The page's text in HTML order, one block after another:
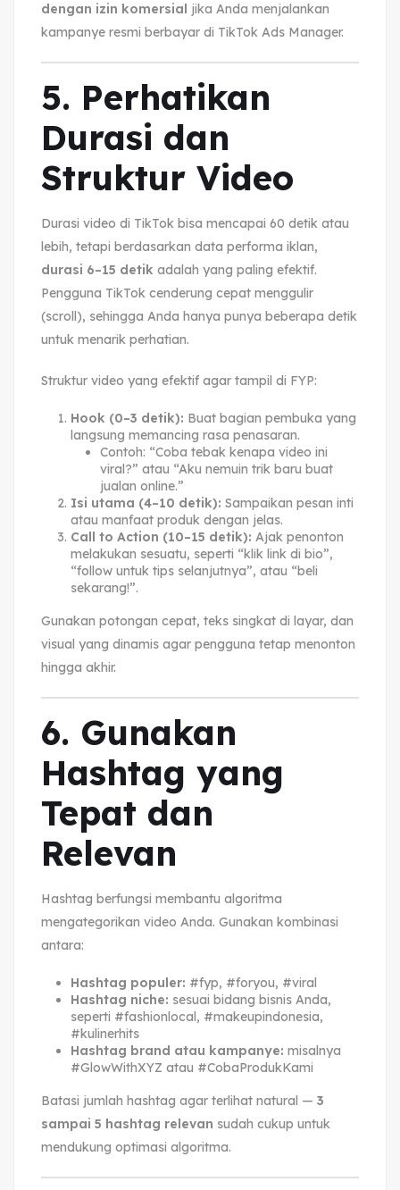
dengan izin komersial jika Anda menjalankan
kampanye resmi berbayar di TikTok Ads Manager.
5. Perhatikan
Durasi dan
Struktur Video
Durasi video di TikTok bisa mencapai 60 detik atau
lebih, tetapi berdasarkan data performa iklan,
durasi 6–15 detik adalah yang paling efektif.
Pengguna TikTok cenderung cepat menggulir
(scroll), sehingga Anda hanya punya beberapa detik
untuk menarik perhatian.
Struktur video yang efektif agar tampil di FYP:
Hook (0–3 detik): Buat bagian pembuka yang
langsung memancing rasa penasaran.
Contoh: “Coba tebak kenapa video ini
viral?” atau “Aku nemuin trik baru buat
jualan online.”
Isi utama (4–10 detik): Sampaikan pesan inti
atau manfaat produk dengan jelas.
Call to Action (10–15 detik): Ajak penonton
melakukan sesuatu, seperti “klik link di bio”,
“follow untuk tips selanjutnya”, atau “beli
sekarang!”.
Gunakan potongan cepat, teks singkat di layar, dan
visual yang dinamis agar pengguna tetap menonton
hingga akhir.
6. Gunakan
Hashtag yang
Tepat dan
Relevan
Hashtag berfungsi membantu algoritma
mengategorikan video Anda. Gunakan kombinasi
antara:
Hashtag populer: #fyp, #foryou, #viral
Hashtag niche: sesuai bidang bisnis Anda,
seperti #fashionlocal, #makeupindonesia,
#kulinerhits
Hashtag brand atau kampanye: misalnya
#GlowWithXYZ atau #CobaProdukKami
Batasi jumlah hashtag agar terlihat natural — 3
sampai 5 hashtag relevan sudah cukup untuk
mendukung optimasi algoritma.